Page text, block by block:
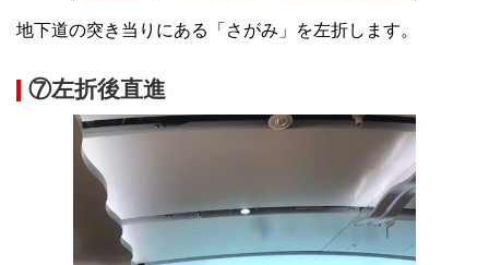
地下道の突き当りにある「さがみ」を左折します。
⑦左折後直進